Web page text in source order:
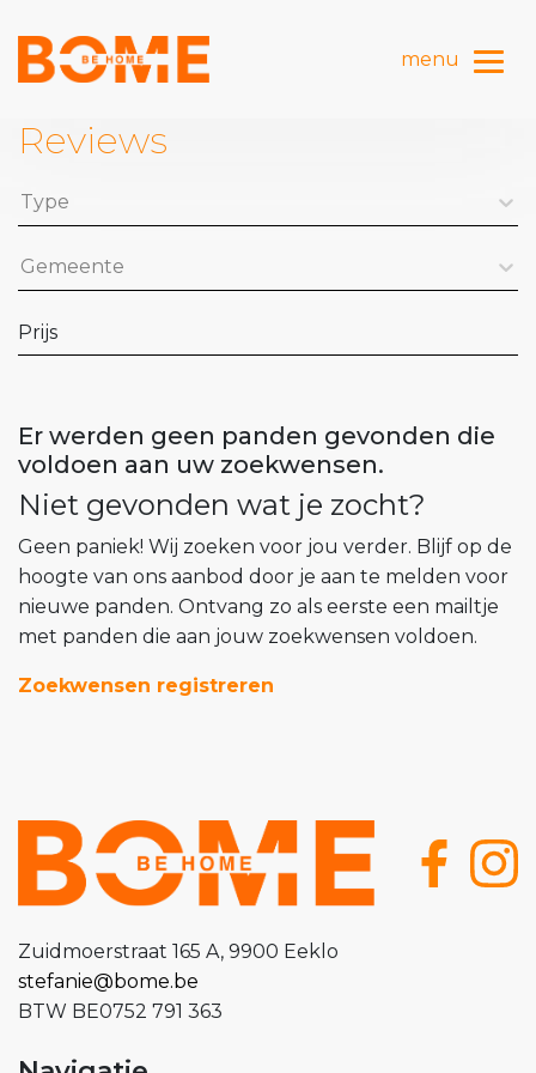
menu
Reviews
Type
Gemeente
Prijs
Er werden geen panden gevonden die
voldoen aan uw zoekwensen.
Niet gevonden wat je zocht?
Geen paniek! Wij zoeken voor jou verder. Blijf op de
hoogte van ons aanbod door je aan te melden voor
nieuwe panden. Ontvang zo als eerste een mailtje
met panden die aan jouw zoekwensen voldoen.
Zoekwensen registreren
Zuidmoerstraat 165 A, 9900 Eeklo
stefanie@bome.be
BTW BE0752 791 363